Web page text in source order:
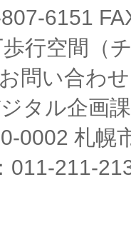
6151
行空間（
問い合わ
タル企画課
0002 札幌
211-